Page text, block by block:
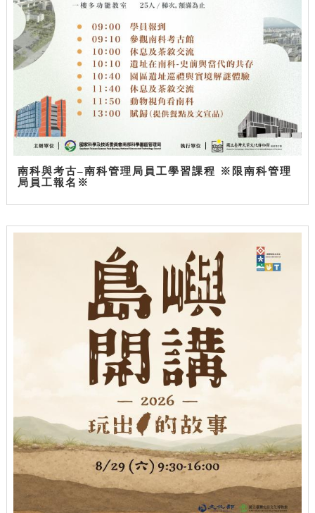
南科與考古–南科管理局員工學習課程 ※限南科管理
局員工報名※